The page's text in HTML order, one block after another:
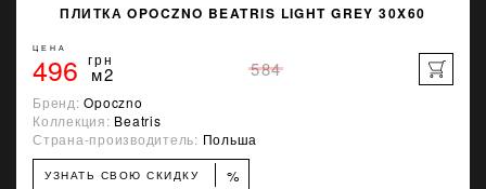
ПЛИТКА OPOCZNO BEATRIS LIGHT GREY 30X60
ЦЕНА
496 грн
м2 584
Бренд:Opoczno
Коллекция: Beatris
Страна-производитель: Польша
УЗНАТЬ СВОЮ СКИДКУ %